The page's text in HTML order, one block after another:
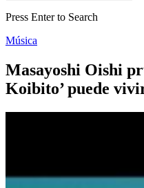
Press Enter to Search
Música
Masayoshi Oishi
Koibito’ puede